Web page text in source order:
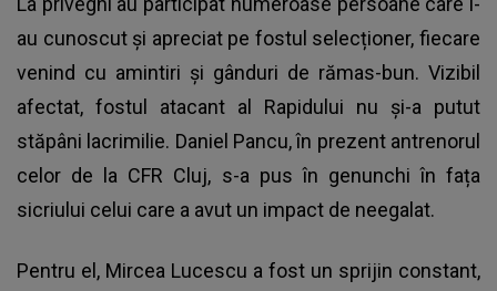
au cunoscut şi apreciat pe fostul selecționer, fiecare
venind cu amintiri şi gânduri de rămas-bun. Vizibil
afectat, fostul atacant al Rapidului nu şi-a putut
stăpâni lacrimilie. Daniel Pancu, în prezent antrenorul
celor de la CFR Cluj, s-a pus în genunchi în fața
sicriului celui care a avut un impact de neegalat.
Pentru el, Mircea Lucescu a fost un sprijin constant,